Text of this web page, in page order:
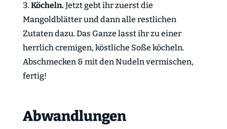
Köcheln. Jetzt gebt ihr zuerst die
Mangoldblätter und dann alle restlichen
Zutaten dazu. Das Ganze lasst ihr zu einer
herrlich cremigen, köstliche Soße köcheln.
Abschmecken & mit den Nudeln vermischen,
fertig!
Abwandlungen